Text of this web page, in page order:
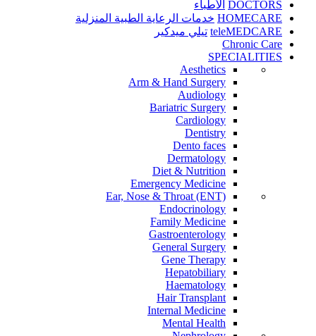
DOCTORS الأطباء
HOMECARE خدمات الرعاية الطبية المنزلية
teleMEDCARE تيلي ميدكير
Chronic Care
SPECIALITIES
Aesthetics
Arm & Hand Surgery
Audiology
Bariatric Surgery
Cardiology
Dentistry
Dento faces
Dermatology
Diet & Nutrition
Emergency Medicine
Ear, Nose & Throat (ENT)
Endocrinology
Family Medicine
Gastroenterology
General Surgery
Gene Therapy
Hepatobiliary
Haematology
Hair Transplant
Internal Medicine
Mental Health